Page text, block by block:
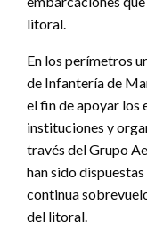
litoral.
En los perímetros
de Infantería de
el fin de apoyar los
instituciones y
través del Grupo
han sido
continua
del litoral.